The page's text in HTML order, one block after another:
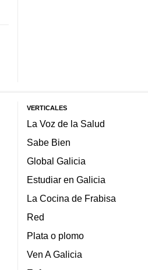
VERTICALES
La Voz de la Salud
Sabe Bien
Global Galicia
Estudiar en Galicia
La Cocina de Frabisa
Red
Plata o plomo
Ven A Galicia